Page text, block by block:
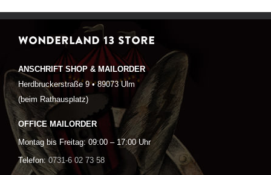
WONDERLAND 13 STORE
ANSCHRIFT SHOP & MAILORDER
Herdbruckerstraße 9 • 89073 Ulm
(beim Rathausplatz)
OFFICE MAILORDER
Montag bis Freitag: 09:00 – 17:00 Uhr
Telefon: 0731-6 02 73 58